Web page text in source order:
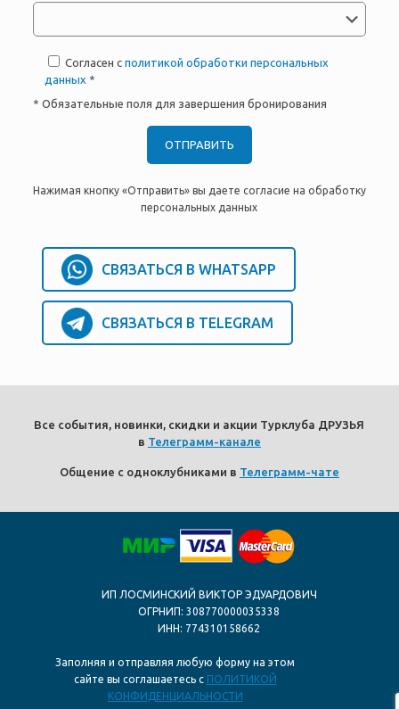
Согласен с политикой обработки персональных
данных *
* Обязательные поля для завершения бронирования
Нажимая кнопку «Отправить» вы даете согласие на обработку
персональных данных
СВЯЗАТЬСЯ В WHATSAPP
СВЯЗАТЬСЯ В TELEGRAM
Все события, новинки, скидки и акции Турклуба ДРУЗЬЯ
в Телеграмм-канале
Общение с одноклубниками в Телеграмм-чате
ИП ЛОСМИНСКИЙ ВИКТОР ЭДУАРДОВИЧ
ОГРНИП: 308770000035338
ИНН: 774310158662
Заполняя и отправляя любую форму на этом
сайте вы соглашаетесь с ПОЛИТИКОЙ
КОНФИДЕНЦИАЛЬНОСТИ